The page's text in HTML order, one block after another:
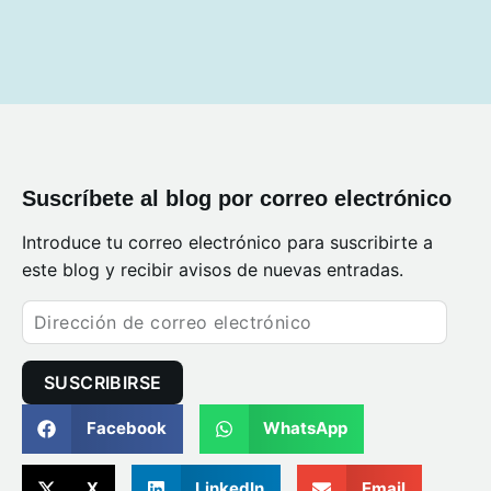
Suscríbete al blog por correo electrónico
Introduce tu correo electrónico para suscribirte a
este blog y recibir avisos de nuevas entradas.
SUSCRIBIRSE
Facebook WhatsApp